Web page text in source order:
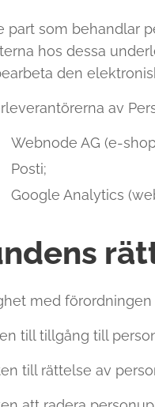
part som behandlar
hos dessa
den
av
Webnode AG (e-
Posti;
Google Analytics
med
till tillgång till
till rättelse av